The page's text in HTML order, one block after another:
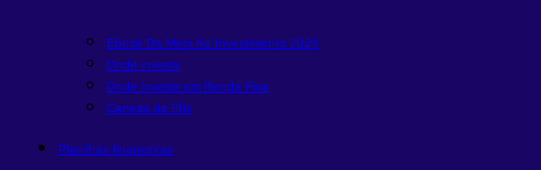
Ebook Da Meta Ao Investimento 2026
Onde investir
Onde investir em Renda Fixa
Carteira de FIIs
Planilhas financeiras